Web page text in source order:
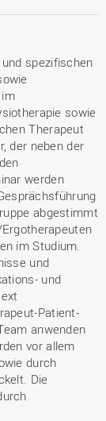
spezifischen
sowie
Therapeut
der neben der
werden
abgestimmt
im Studium.
und
und
Patient-
anwenden
vor allem
durch
Die